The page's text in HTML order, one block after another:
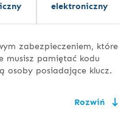
elektroniczny
zabezpieczeniem, które
musisz pamiętać kodu
osoby posiadające klucz.
Rozwiń